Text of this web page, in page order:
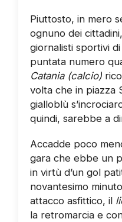
Piuttosto, in mero
ognuno dei
giornalisti sportivi
puntata numero
Catania (calcio)
volta che in piazza
gialloblù
quindi, sarebbe a
Accadde poco
gara che ebbe un
in virtù d’un gol
novantesimo
attacco asfittico, il
la retromarcia e